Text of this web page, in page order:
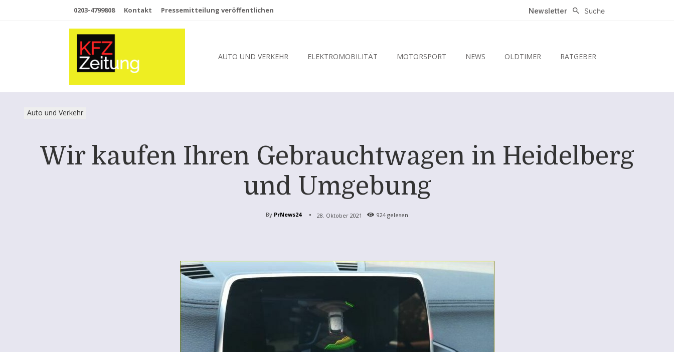
0203-4799808 Kontakt Pressemitteilung veröffentlichen Newsletter Suche
AUTO UND VERKEHR ELEKTROMOBILITÄT MOTORSPORT NEWS OLDTIMER RATGEBER
Auto und Verkehr
Wir kaufen Ihren Gebrauchtwagen in Heidelberg
und Umgebung
By PrNews24 28. Oktober 2021 924 gelesen